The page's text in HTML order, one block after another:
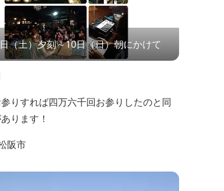
（土）夕刻～10日（日）朝にかけて
りすれば四万六千回お参りしたのと同
ります！
阪市